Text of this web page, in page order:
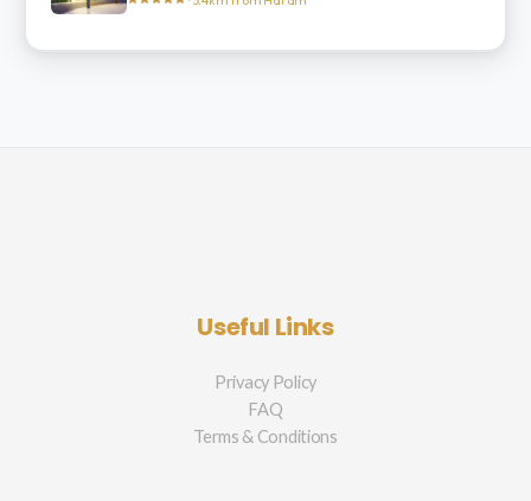
Useful Links
Privacy Policy
FAQ
Terms & Conditions